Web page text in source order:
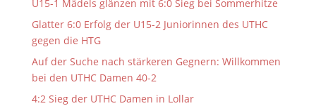
U15-1 Mädels glänzen mit 6:0 Sieg bei Sommerhitze
Glatter 6:0 Erfolg der U15-2 Juniorinnen des UTHC
gegen die HTG
Auf der Suche nach stärkeren Gegnern: Willkommen
bei den UTHC Damen 40-2
4:2 Sieg der UTHC Damen in Lollar